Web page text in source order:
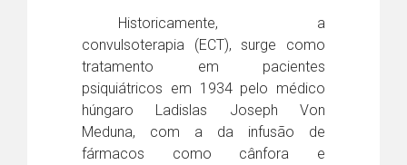
Historicamente, a
convulsoterapia (ECT), surge como
tratamento em pacientes
psiquiátricos em 1934 pelo médico
húngaro Ladislas Joseph Von
Meduna, com a da infusão de
fármacos como cânfora e